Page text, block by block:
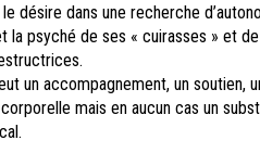
désire dans une recherche
la psyché de ses « cuirasses » et
un accompagnement, un soutien,
mais en aucun cas un